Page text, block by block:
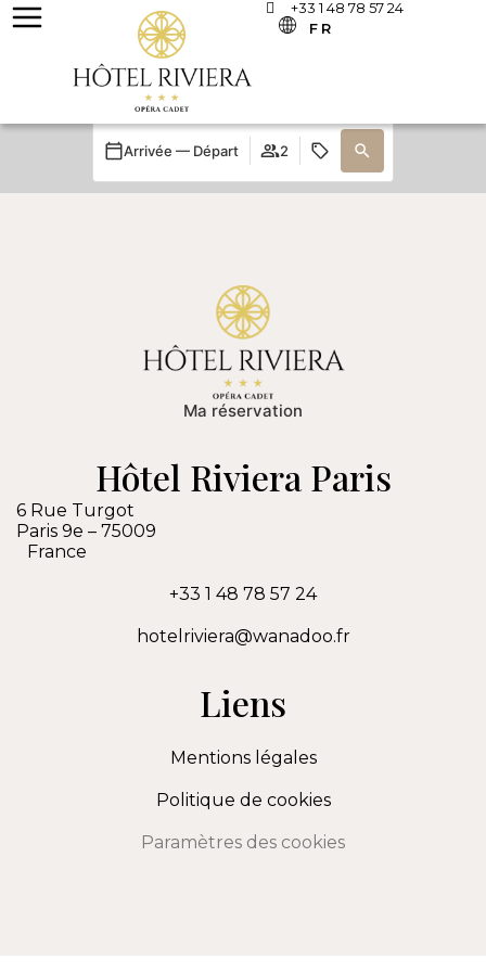
+33 1 48 78 57 24
FR
Arrivée — Départ 2
Ma réservation
Hôtel Riviera Paris
6 Rue Turgot
Paris 9e – 75009
France
+33 1 48 78 57 24
hotelriviera@wanadoo.fr
Liens
Mentions légales
Politique de cookies
Paramètres des cookies